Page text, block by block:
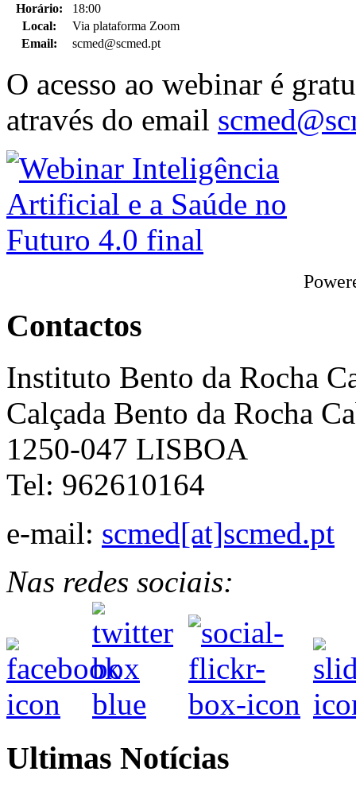
Horário:
18:00
Local:
Via plataforma Zoom
Email:
scmed@scmed.pt
O acesso ao webinar é
através do email
Contactos
Instituto Bento da Rocha
Calçada Bento da Rocha
1250-047 LISBOA
Tel: 962610164
e-mail: scmed[at]scmed.pt
Nas redes sociais:
Ultimas Notícias